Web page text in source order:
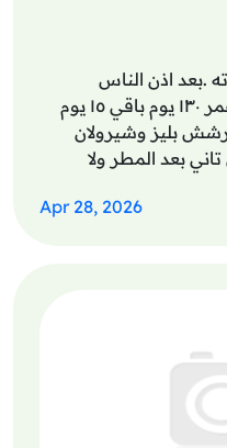
.بعد اذن الناس
المحترمه والمهندسين. بصل عمر ١٣٠ يوم باقي ١٥ يوم
بليز وشيرولان
بعد المطر ولا
Apr 28, 2026